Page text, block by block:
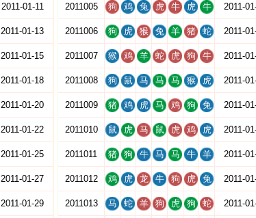
2011-01-11
2011-01-13
2011-01-15
2011-01-18
2011-01-20
2011-01-22
2011-01-25
2011-01-27
2011-01-29
2011005 狗 鸡 兔 虎 牛 虎 牛 2011-
2011006 狗 虎 猴 兔 羊 猪 蛇 2011-
2011007 猴 鸡 羊 蛇 虎 狗 牛 2011-
2011008 狗 鼠 马 马 马 猴 虎 2011-
2011009 猪 鸡 虎 马 鸡 狗 兔 2011-
2011010 鼠 虎 马 鼠 虎 鸡 虎 2011-
2011011 猪 狗 牛 马 马 牛 羊 2011-
2011012 鸡 虎 龙 牛 狗 虎 兔 2011-
2011013 马 蛇 羊 狗 虎 狗 蛇 2011-